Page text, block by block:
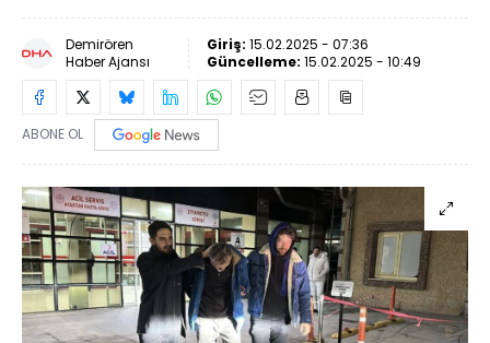
Demirören
Haber Ajansı
Giriş: 15.02.2025 - 07:36
Güncelleme: 15.02.2025 - 10:49
ABONE OL